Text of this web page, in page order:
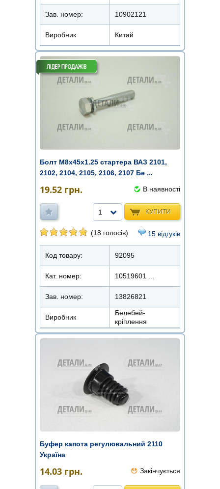
Зав. номер: 10902121
Виробник Китай
Болт М8х45х1.25 стартера ВАЗ 2101,
2102, 2104, 2105, 2106, 2107 Бе ...
19.52 грн. В наявності
КУПИТИ
1
(18 голосів) 15 відгуків
Код товару: 92095
Кат. номер: 10519601 ...
Зав. номер: 13826821
Виробник
Белебей-
кріплення
Буфер капота регулювальний 2110
Україна
14.03 грн. Закінчується